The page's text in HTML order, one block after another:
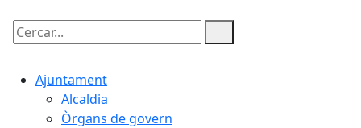
Cercar:
Ajuntament
Alcaldia
Òrgans de govern